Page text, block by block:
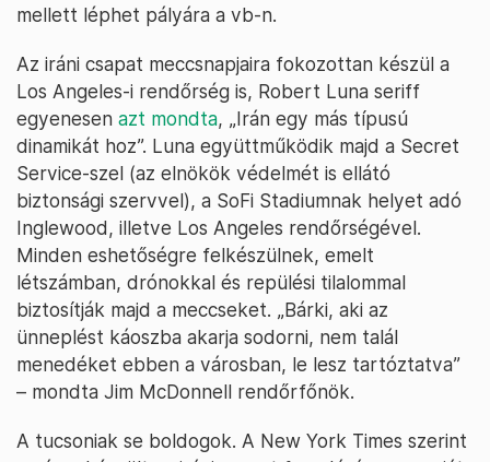
mellett léphet pályára a vb-n.
Az iráni csapat meccsnapjaira fokozottan készül a
Los Angeles-i rendőrség is, Robert Luna seriff
egyenesen azt mondta, „Irán egy más típusú
dinamikát hoz”. Luna együttműködik majd a Secret
Service-szel (az elnökök védelmét is ellátó
biztonsági szervvel), a SoFi Stadiumnak helyet adó
Inglewood, illetve Los Angeles rendőrségével.
Minden eshetőségre felkészülnek, emelt
létszámban, drónokkal és repülési tilalommal
biztosítják majd a meccseket. „Bárki, aki az
ünneplést káoszba akarja sodorni, nem talál
menedéket ebben a városban, le lesz tartóztatva”
– mondta Jim McDonnell rendőrfőnök.
A tucsoniak se boldogok. A New York Times szerint